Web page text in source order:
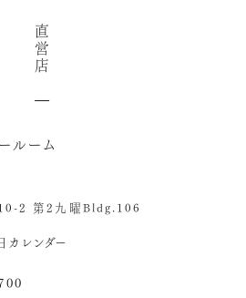
直
営
店
ルーム
2 第2九曜Bldg.106
カレンダー